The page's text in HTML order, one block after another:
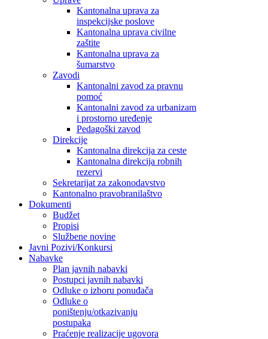
Kantonalna uprava za
inspekcijske poslove
Kantonalna uprava civilne
zaštite
Kantonalna uprava za
šumarstvo
Zavodi
Kantonalni zavod za pravnu
pomoć
Kantonalni zavod za urbanizam
i prostorno uređenje
Pedagoški zavod
Direkcije
Kantonalna direkcija za ceste
Kantonalna direkcija robnih
rezervi
Sekretarijat za zakonodavstvo
Kantonalno pravobranilaštvo
Dokumenti
Budžet
Propisi
Službene novine
Javni Pozivi/Konkursi
Nabavke
Plan javnih nabavki
Postupci javnih nabavki
Odluke o izboru ponuđača
Odluke o
poništenju/otkazivanju
postupaka
Praćenje realizacije ugovora